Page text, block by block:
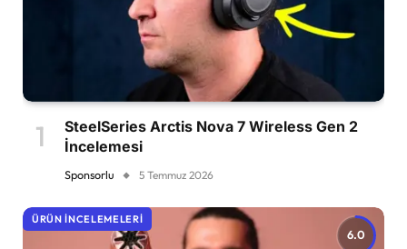
SteelSeries Arctis Nova 7 Wireless Gen 2
İncelemesi
Sponsorlu 5 Temmuz 2026
6.0
ÜRÜN İNCELEMELERI